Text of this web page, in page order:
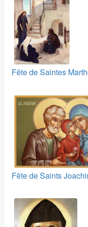
Fête de Saintes
Fête de Saints